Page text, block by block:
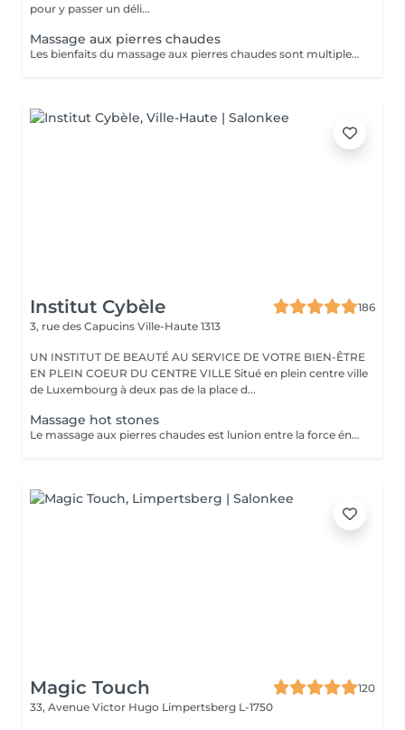
pour y passer un déli...
Massage aux pierres chaudes
Les bienfaits du massage aux pierres chaudes sont multiples. Il permet notamment de lâcher prise, de détoxifier l'organisme et d'améliorer la circulation sanguine. Plusieurs maladies et certaines douleurs sont également traitées grâce à cette technique de massage, dont : L'arthrite ; La fibromyalgie ; L'insomnie ; Les douleurs musculaires ; Les maladies liées au stress. Cependant, tout le monde ne peut pas profiter des vertus thérapeutiques du massage aux pierres chaudes. Certaines contre-indications existent. Les personnes souffrant de diabète, de problèmes respiratoires ou cardiaques doivent éviter ce type ce massage. C'est également le cas pour les femmes enceintes.
Institut Cybèle
186
3, rue des Capucins Ville-Haute 1313
UN INSTITUT DE BEAUTÉ AU SERVICE DE VOTRE BIEN-ÊTRE
EN PLEIN COEUR DU CENTRE VILLE Situé en plein centre ville
de Luxembourg à deux pas de la place d...
Massage hot stones
Le massage aux pierres chaudes est lunion entre la force énergétique des pierres, leurs chaleurs, leurs douceurs et la masseuse. Ce sont des pierres de basalte volcanique chauffées à une température entre 50 et 60 degrés. Ce massage permet de lâcher prise, soulage les douleurs et relâche les nuds musculaires.
Magic Touch
120
33, Avenue Victor Hugo Limpertsberg L-1750